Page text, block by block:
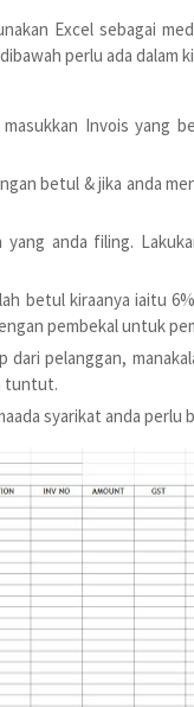
Excel sebagai
perlu ada dalam
Invois yang
betul & jika anda
anda filing.
betul kiraanya iaitu
pembekal untuk
pelanggan,
tuntut.
syarikat anda perlu